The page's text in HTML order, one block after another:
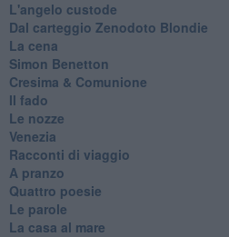
L'angelo custode
Dal carteggio Zenodoto Blondie
La cena
Simon Benetton
Cresima & Comunione
Il fado
Le nozze
Venezia
Racconti di viaggio
A pranzo
Quattro poesie
Le parole
La casa al mare